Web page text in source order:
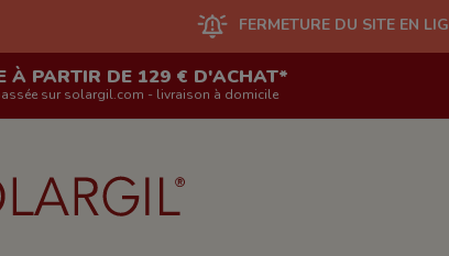
FERMETURE DU SITE EN LIGNE ET DES
À PARTIR DE 129 € D'ACHAT*
sur solargil.com - livraison à domicile